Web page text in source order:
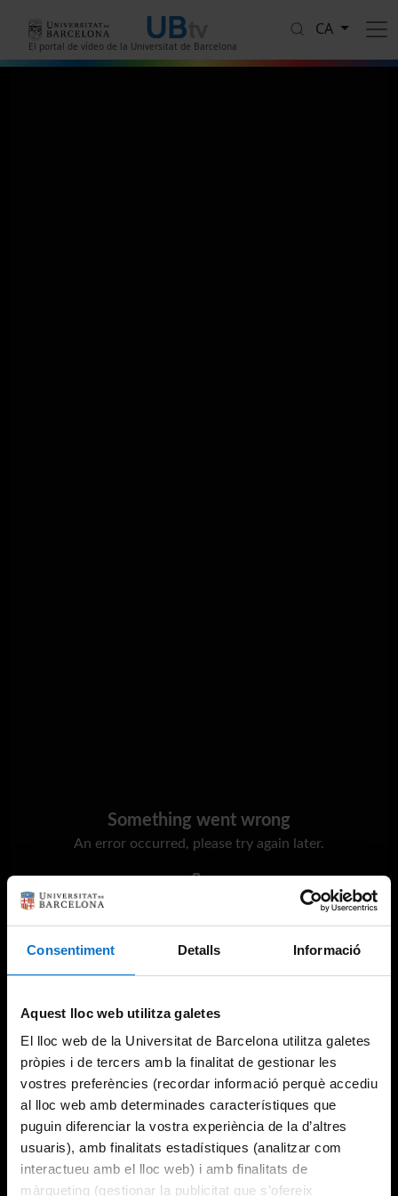
Consentiment Detalls Informació
Aquest lloc web utilitza galetes
El lloc web de la Universitat de Barcelona utilitza galetes
pròpies i de tercers amb la finalitat de gestionar les
vostres preferències (recordar informació perquè accediu
al lloc web amb determinades característiques que
puguin diferenciar la vostra experiència de la d’altres
usuaris), amb finalitats estadístiques (analitzar com
interactueu amb el lloc web) i amb finalitats de
màrqueting (gestionar la publicitat que s’ofereix
El portal de vídeo de la Universitat de Barcelona
CA
Something went wrong
An error occurred, please try again later.
Try again